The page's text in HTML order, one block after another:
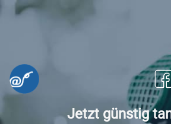
Jetzt günstig